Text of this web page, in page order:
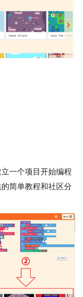
一个项目开始编程
简单教程和社区分